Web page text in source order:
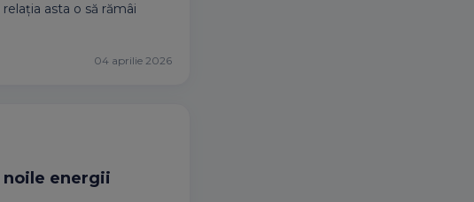
asta o să rămâi
04 aprilie 2026
energii